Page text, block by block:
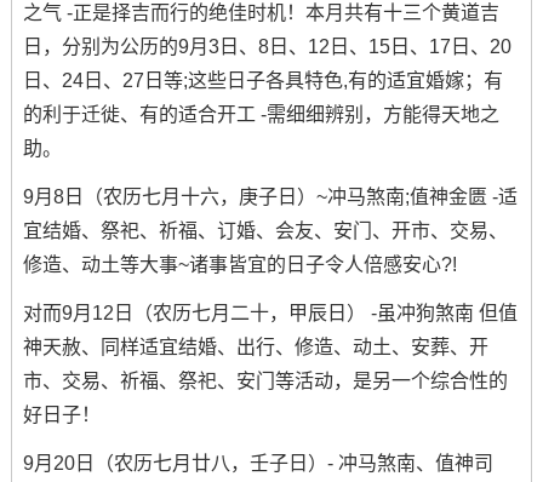
之气 -正是择吉而行的绝佳时机！本月共有十三个黄道吉
日，分别为公历的9月3日、8日、12日、15日、17日、20
日、24日、27日等;这些日子各具特色,有的适宜婚嫁；有
的利于迁徙、有的适合开工 -需细细辨别，方能得天地之
助。
9月8日（农历七月十六，庚子日）~冲马煞南;值神金匮 -适
宜结婚、祭祀、祈福、订婚、会友、安门、开市、交易、
修造、动土等大事~诸事皆宜的日子令人倍感安心?!
对而9月12日（农历七月二十，甲辰日） -虽冲狗煞南 但值
神天赦、同样适宜结婚、出行、修造、动土、安葬、开
市、交易、祈福、祭祀、安门等活动，是另一个综合性的
好日子！
9月20日（农历七月廿八，壬子日）- 冲马煞南、值神司